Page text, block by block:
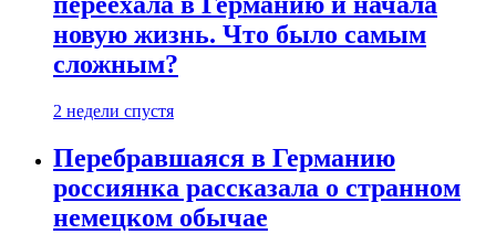
новую жизнь. Что было самым
сложным?
2 недели спустя
Перебравшаяся в Германию
россиянка рассказала о странном
немецком обычае